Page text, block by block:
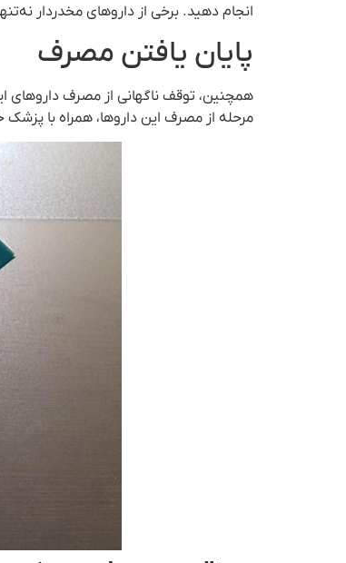
انجام دهید. برخی از داروهای مخدردار
پایان یافتن مصرف
همچنین، توقف ناگهانی از مصرف داروهای
مرحله از مصرف این داروها، همراه با